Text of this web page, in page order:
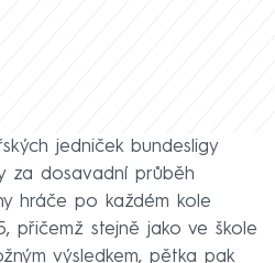
jedniček bundesligy
za dosavadní průběh
hráče po každém kole
přičemž stejně jako ve škole
výsledkem, pětka pak